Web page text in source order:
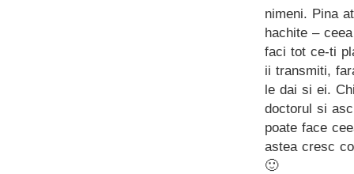
nimeni. Pina
hachite –
faci tot ce-ti
ii transmiti,
le dai si ei.
doctorul si
poate face
astea cresc
🙂